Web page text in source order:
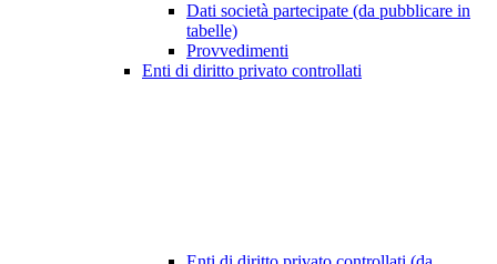
Dati società partecipate (da pubblicare in
tabelle)
Provvedimenti
Enti di diritto privato controllati